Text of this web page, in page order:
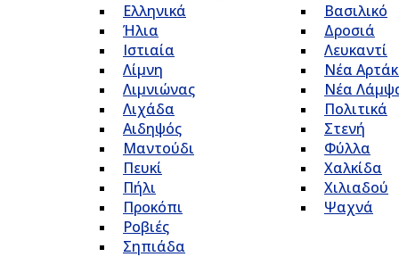
Ελληνικά
Ήλια
Ιστιαία
Λίμνη
Λιμνιώνας
Λιχάδα
Αιδηψός
Μαντούδι
Πευκί
Πήλι
Προκόπι
Ροβιές
Σηπιάδα
Βασιλικό
Δροσιά
Λευκαντί
Νέα
Νέα
Πολιτικά
Στενή
Φύλλα
Χαλκίδα
Χιλιαδού
Ψαχνά